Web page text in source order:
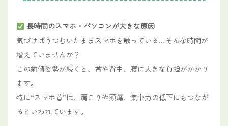
長時間のスマホ・パソコンが大きな原因
気づけばうつむいたままスマホを触っている…そんな時間が
増えていませんか？
この前傾姿勢が続くと、首や背中、腰に大きな負担がかかり
ます。
特に“スマホ首”は、肩こりや頭痛、集中力の低下にもつなが
るといわれています。